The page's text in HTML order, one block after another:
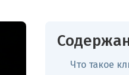
Что такое